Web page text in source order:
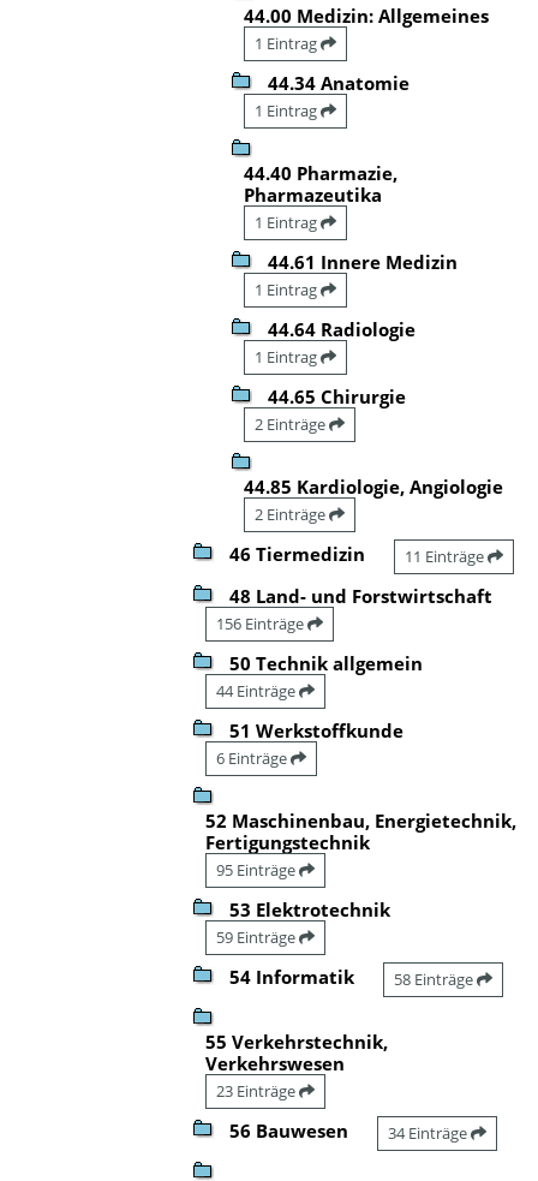
44.00 Medizin: Allgemeines
1 Eintrag
44.34 Anatomie
1 Eintrag
44.40 Pharmazie,
Pharmazeutika
1 Eintrag
44.61 Innere Medizin
1 Eintrag
44.64 Radiologie
1 Eintrag
44.65 Chirurgie
2 Einträge
44.85 Kardiologie, Angiologie
2 Einträge
46 Tiermedizin 11 Einträge
48 Land- und Forstwirtschaft
156 Einträge
50 Technik allgemein
44 Einträge
51 Werkstoffkunde
6 Einträge
52 Maschinenbau, Energietechnik,
Fertigungstechnik
95 Einträge
53 Elektrotechnik
59 Einträge
54 Informatik 58 Einträge
55 Verkehrstechnik,
Verkehrswesen
23 Einträge
56 Bauwesen 34 Einträge